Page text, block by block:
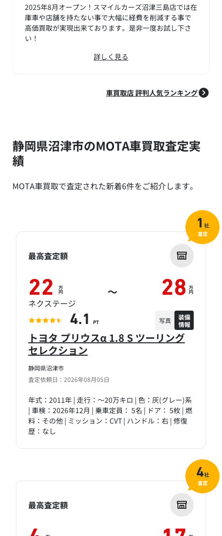
2025年8月オープン！スマイルカーズ沼津三島店では在
庫車や店舗を持たない事で大幅に経費を削減する事で
高価買取が実現出来ております。是非一度お試し下さ
い！
詳しく見る
車買取店 評判人気ランキング
静岡県沼津市のMOTA車買取査定実
績
MOTA車買取で査定された新着6件をご紹介します。
静岡県沼津市
査定依頼日：2026年08月05日
トヨタ プリウスα 1.8 S ツーリング
セレクション
年式：2011年 | 走行：～20万キロ | 色：灰(グレー)系
| 車検：2026年12月 | 乗車定員： 5名 | ドア： 5枚 | 燃
料：その他 | ミッション：CVT | ハンドル：右 | 修復
歴：なし
最高査定額
22 万
円 ～ 28 万
円
ネクステージ
4.1 PT 写真
装備
情報
1 社
査定
最高査定額
4社
査定